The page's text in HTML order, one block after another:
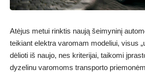
Atėjus metui rinktis naują šeimyninį
teikiant elektra varomam modeliui, visus
dėlioti iš naujo, nes kriterijai, taikomi
dyzelinu varomoms transporto